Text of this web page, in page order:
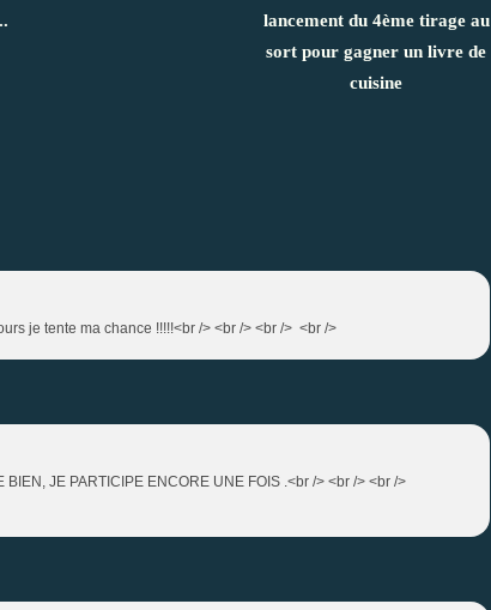
lancement du 4ème tirage au
sort pour gagner un livre de
cuisine
je tente ma chance !!!!!<br /> <br /> <br /> <br />
JE PARTICIPE ENCORE UNE FOIS .<br /> <br /> <br />